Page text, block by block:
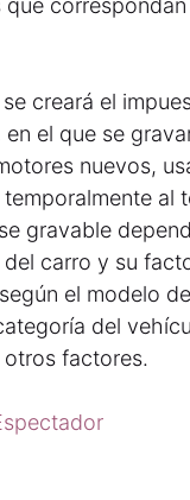
que
creará el
el que se
nuevos,
al
gravable
carro y su
el modelo
del
factores.